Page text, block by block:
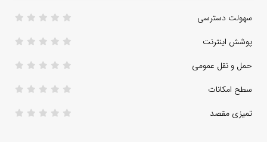
سهولت دسترسی
پوشش اینترنت
حمل و نقل عمومی
سطح امکانات
تمیزی مقصد